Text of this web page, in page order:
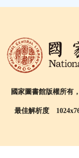
國家圖書館版權所有
最佳解析度